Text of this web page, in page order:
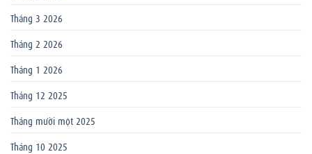
Tháng 3 2026
Tháng 2 2026
Tháng 1 2026
Tháng 12 2025
Tháng mười một 2025
Tháng 10 2025